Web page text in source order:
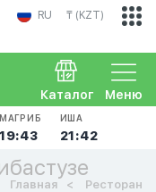
RU ₸ (KZT)
Меню
Каталог
МАГРИБ
19:43
ИША
21:42
Главная Ресторан